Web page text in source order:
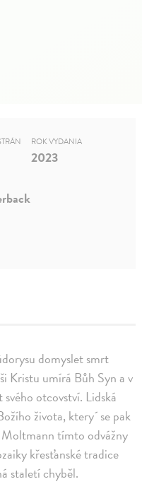
domyslet smrt
Kristu umírá Bůh Syn a v
otcovství. Lidská
života, ktery´ se pak
Moltmann tímto odvážny
křesťanské tradice
staletí chyběl.
ROK VYDANIA
2023